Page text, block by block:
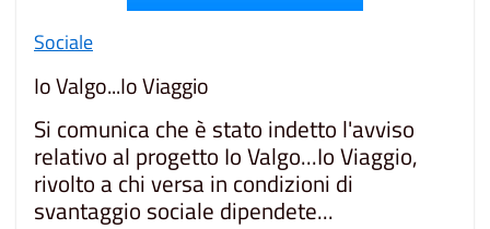
Sociale
Io Valgo...Io Viaggio
Si comunica che è stato indetto l'avviso
relativo al progetto Io Valgo...Io Viaggio,
rivolto a chi versa in condizioni di
svantaggio sociale dipendete...